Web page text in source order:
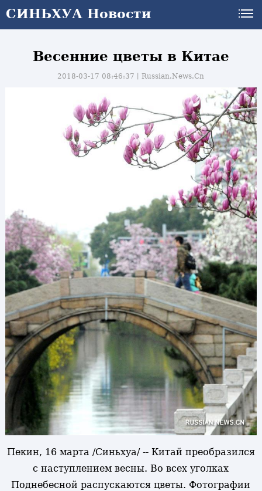
СИНЬХУА Новости
Весенние цветы в Китае
2018-03-17 08:46:37丨Russian.News.Cn
Пекин, 16 марта /Синьхуа/ -- Китай преобразился
с наступлением весны. Во всех уголках
Поднебесной распускаются цветы. Фотографии